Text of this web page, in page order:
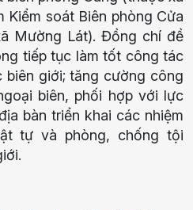
Kiểm soát Biên phòng Cửa
Mường Lát). Đồng chí đề
tiếp tục làm tốt công tác
biên giới; tăng cường công
biên, phối hợp với lực
bàn triển khai các nhiệm
tự và phòng, chống tội